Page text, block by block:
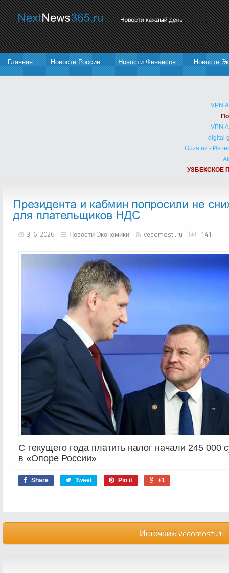
Главная Новости России Новости Финансов Новости
VPN
VPN
digital
Guza.uz -
УЗБЕКСКОЕ
3-6-2026 Новости Экономики vedomosti.ru 141
С текущего года платить налог начали 245 000
в «Опоре России»
Share Tweet Pin it +1
Источник: vedomosti.ru